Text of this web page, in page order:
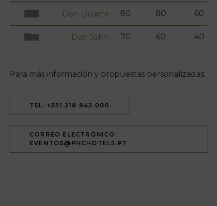
Don Duarte 80 80 60
Don John 70 60 40
Para más información y propuestas personalizadas:
TEL: +351 218 842 000
CORREO ELECTRÓNICO:
EVENTOS@PHCHOTELS.PT